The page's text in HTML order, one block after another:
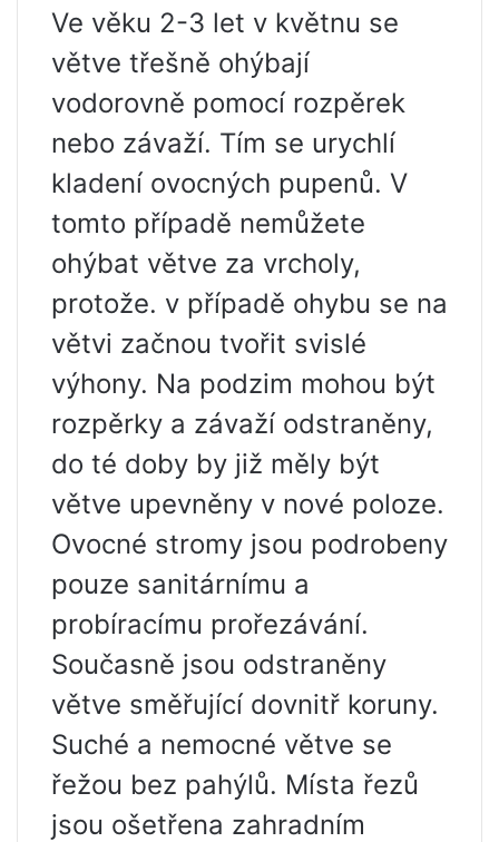
Ve věku 2-3 let v květnu se
větve třešně ohýbají
vodorovně pomocí rozpěrek
nebo závaží. Tím se urychlí
kladení ovocných pupenů. V
tomto případě nemůžete
ohýbat větve za vrcholy,
protože. v případě ohybu se na
větvi začnou tvořit svislé
výhony. Na podzim mohou být
rozpěrky a závaží odstraněny,
do té doby by již měly být
větve upevněny v nové poloze.
Ovocné stromy jsou podrobeny
pouze sanitárnímu a
probíracímu prořezávání.
Současně jsou odstraněny
větve směřující dovnitř koruny.
Suché a nemocné větve se
řežou bez pahýlů. Místa řezů
jsou ošetřena zahradním